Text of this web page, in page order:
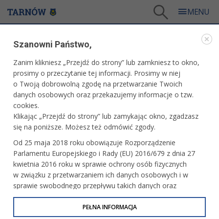
Tarnowska Dyszka 2016
WARTO ZOBACZYĆ
TARNOWSKA DYSZKA 2016
6 listopada 2016 r.fot. Artur Gawle
Szanowni Państwo,
Zanim klikniesz „Przejdź do strony” lub zamkniesz to okno,
prosimy o przeczytanie tej informacji. Prosimy w niej
o Twoją dobrowolną zgodę na przetwarzanie Twoich
danych osobowych oraz przekazujemy informacje o tzw.
cookies.
Klikając „Przejdź do strony” lub zamykając okno, zgadzasz
się na poniższe. Możesz też odmówić zgody.
Od 25 maja 2018 roku obowiązuje Rozporządzenie
Parlamentu Europejskiego i Rady (EU) 2016/679 z dnia 27
kwietnia 2016 roku w sprawie ochrony osób fizycznych
w związku z przetwarzaniem ich danych osobowych i w
sprawie swobodnego przepływu takich danych oraz
uchylenia dyrektywy 95/46/WE (określane jako RODO, GDPR
lub Ogólne Rozporządzenie o Ochronie Danych
PEŁNA INFORMACJA